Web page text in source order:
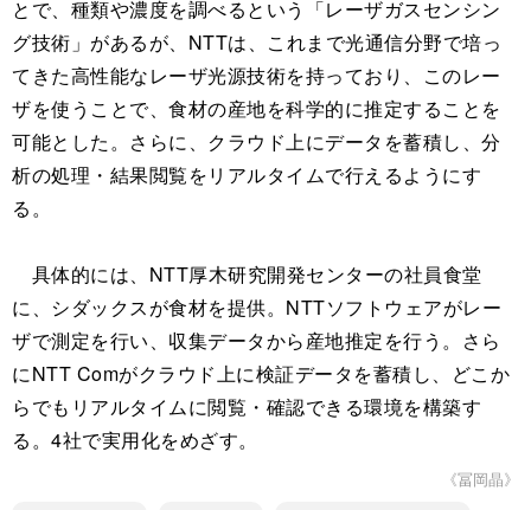
とで、種類や濃度を調べるという「レーザガスセンシン
グ技術」があるが、NTTは、これまで光通信分野で培っ
てきた高性能なレーザ光源技術を持っており、このレー
ザを使うことで、食材の産地を科学的に推定することを
可能とした。さらに、クラウド上にデータを蓄積し、分
析の処理・結果閲覧をリアルタイムで行えるようにす
る。
具体的には、NTT厚木研究開発センターの社員食堂
に、シダックスが食材を提供。NTTソフトウェアがレー
ザで測定を行い、収集データから産地推定を行う。さら
にNTT Comがクラウド上に検証データを蓄積し、どこか
らでもリアルタイムに閲覧・確認できる環境を構築す
る。4社で実用化をめざす。
《冨岡晶》